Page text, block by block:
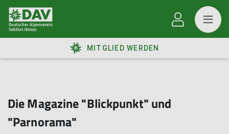
MITGLIED WERDEN
Die Magazine "Blickpunkt" und
"Parnorama"